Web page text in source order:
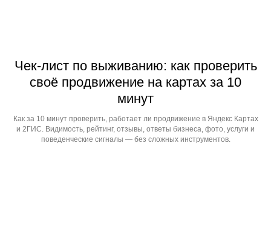
Чек-лист по выживанию: как проверить
своё продвижение на картах за 10
минут
Как за 10 минут проверить, работает ли продвижение в Яндекс Картах
и 2ГИС. Видимость, рейтинг, отзывы, ответы бизнеса, фото, услуги и
поведенческие сигналы — без сложных инструментов.